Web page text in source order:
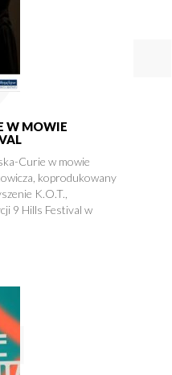
W MOWIE
Curie w mowie
koprodukowany
K.O.T.,
9 Hills Festival w